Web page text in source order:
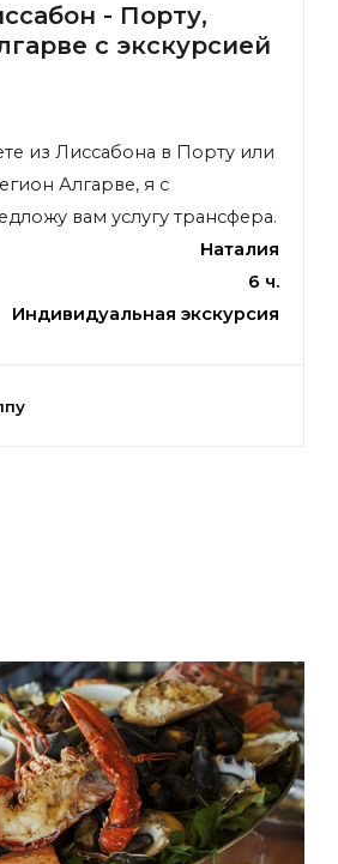
- Порту,
с экскурсией
из Лиссабона в Порту или
Алгарве, я с
вам услугу трансфера.
Наталия
6 ч.
Индивидуальная экскурсия